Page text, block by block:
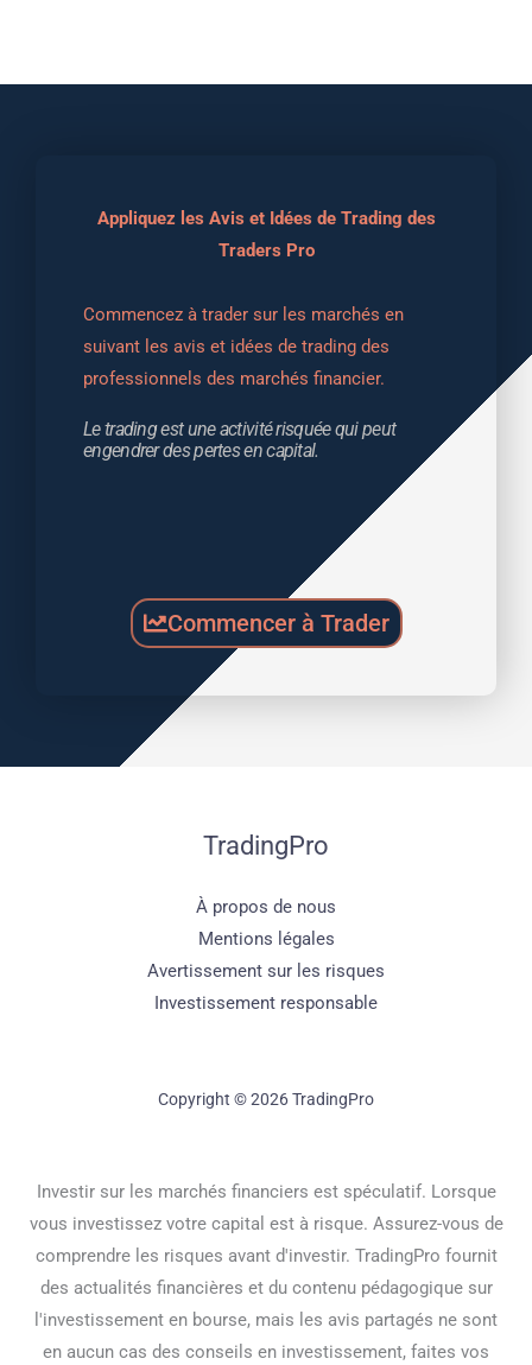
Appliquez les Avis et Idées de Trading des
Traders Pro
Commencez à trader sur les marchés en
suivant les avis et idées de trading des
professionnels des marchés financier.
Le trading est une activité risquée qui peut
engendrer des pertes en capital.
Commencer à Trader
TradingPro
À propos de nous
Mentions légales
Avertissement sur les risques
Investissement responsable
Copyright © 2026 TradingPro
Investir sur les marchés financiers est spéculatif. Lorsque
vous investissez votre capital est à risque. Assurez-vous de
comprendre les risques avant d'investir. TradingPro fournit
des actualités financières et du contenu pédagogique sur
l'investissement en bourse, mais les avis partagés ne sont
en aucun cas des conseils en investissement, faites vos